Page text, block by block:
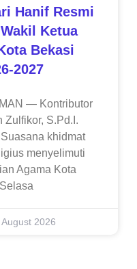
Hanif Resmi
Ketua
Bekasi
2027
— Kontributor
Zulfikor, S.Pd.I.
khidmat
menyelimuti
Agama Kota
August 2026